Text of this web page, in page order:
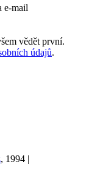
e-mail
vědět první.
údajů.
, 1994 |